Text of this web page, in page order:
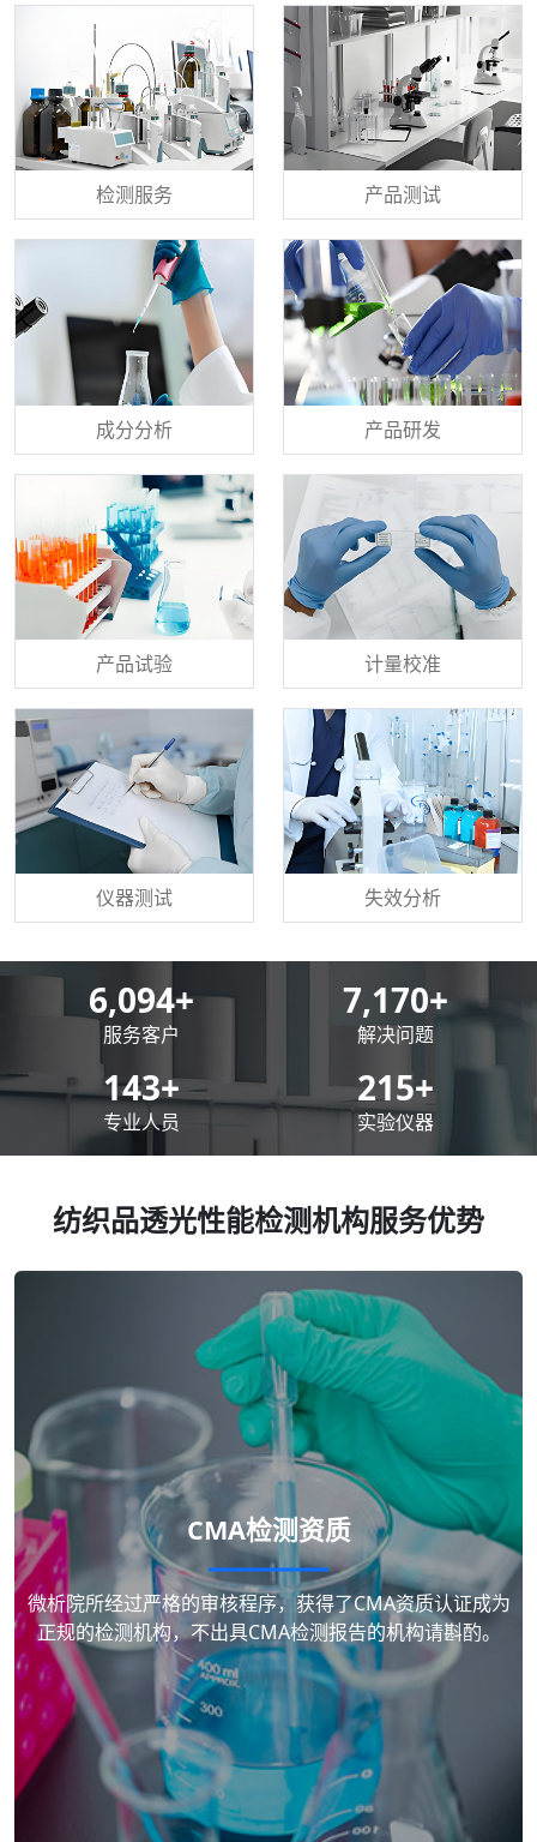
检测服务 产品测试
成分分析 产品研发
产品试验 计量校准
仪器测试 失效分析
8,500+
服务客户
10,000+
解决问题
200+
专业人员
300+
实验仪器
纺织品透光性能检测机构服务优势
CMA检测资质
微析院所经过严格的审核程序，获得了CMA资质认证成为
正规的检测机构，不出具CMA检测报告的机构请斟酌。